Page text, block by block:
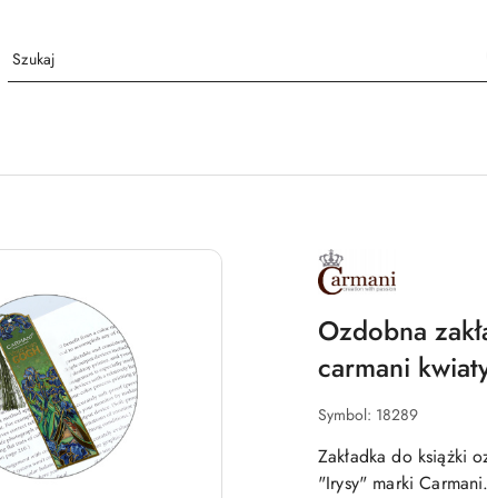
NAZWA
PRODUCENTA:
CARMANI
Ozdobna
carmani
Symbol: 18289
Zakładka do książki
"Irysy" marki